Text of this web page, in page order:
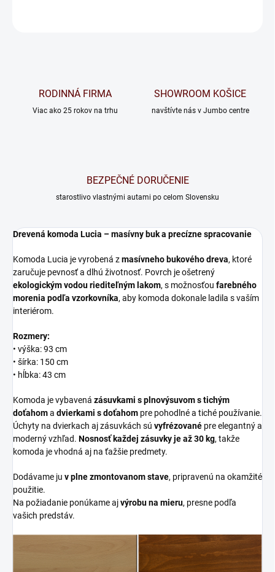
RODINNÁ FIRMA
Viac ako 25 rokov na trhu
SHOWROOM KOŠICE
navštívte nás v Jumbo centre
BEZPEČNÉ DORUČENIE
starostlivo vlastnými autami po celom Slovensku
Drevená komoda Lucia – masívny buk a precízne spracovanie
Komoda Lucia je vyrobená zmasívneho bukového dreva, ktoré
zaručuje pevnosť a dlhú životnosť. Povrch je ošetrený
ekologickým vodou riediteľným lakom, s možnosťou farebného
morenia podľa vzorkovníka, aby komoda dokonale ladila s vaším
interiérom.
Rozmery:
• výška: 93 cm
• šírka: 150 cm
• hĺbka: 43 cm
Komoda je vybavená zásuvkami s plnovýsuvom s tichým
doťahoma dvierkami s doťahom pre pohodlné a tiché používanie.
Úchyty na dvierkach aj zásuvkách sú vyfrézované pre elegantný a
moderný vzhľad. Nosnosť každej zásuvky je až 30 kg, takže
komoda je vhodná aj na ťažšie predmety.
Dodávame ju v plne zmontovanom stave, pripravenú na okamžité
použitie.
Na požiadanie ponúkame ajvýrobu na mieru, presne podľa
vašich predstáv.